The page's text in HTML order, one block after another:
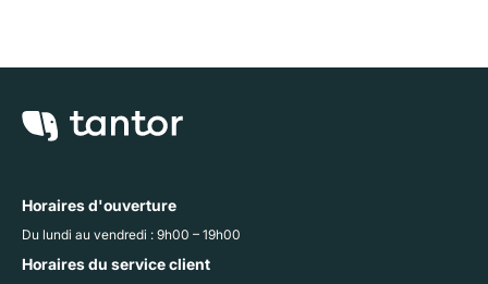
Horaires d'ouverture
Du lundi au vendredi : 9h00 – 19h00
Horaires du service client